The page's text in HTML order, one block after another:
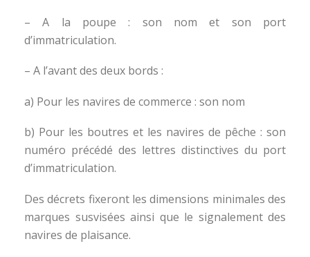
– A la poupe : son nom et son port
d’immatriculation.
– A l’avant des deux bords :
a) Pour les navires de commerce : son nom
b) Pour les boutres et les navires de pêche : son
numéro précédé des lettres distinctives du port
d’immatriculation.
Des décrets fixeront les dimensions minimales des
marques susvisées ainsi que le signalement des
navires de plaisance.